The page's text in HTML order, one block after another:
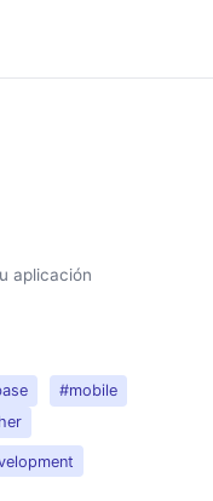
su aplicación
aplicación
#mobile